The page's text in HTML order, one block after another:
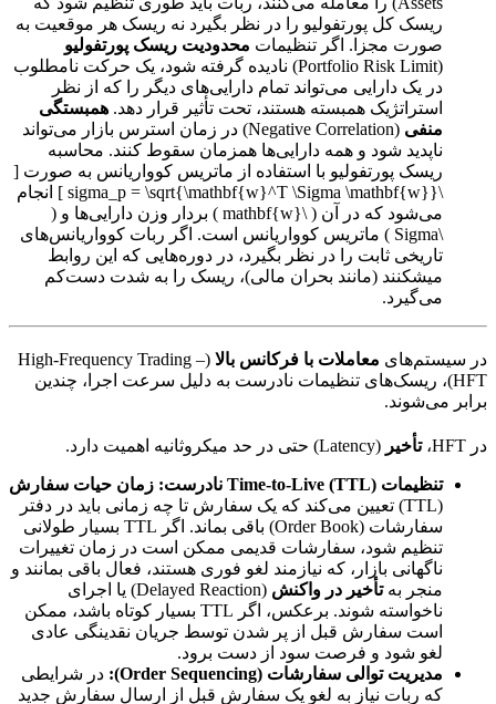
ریسک کل پورتفولیو را در نظر بگیرد نه ریسک هر موقعیت به
صورت مجزا. اگر تنظیمات محدودیت ریسک پورتفولیو
(Portfolio Risk Limit) نادیده گرفته شود، یک حرکت نامطلوب
در یک دارایی می‌تواند تمام دارایی‌های دیگر را که از نظر
استراتژیک همبسته هستند، تحت تأثیر قرار دهد. همبستگی
منفی
(Negative Correlation) در زمان استرس بازار می‌تواند
ناپدید شود و همه دارایی‌ها همزمان سقوط کنند. محاسبه
ریسک پورتفولیو با استفاده از ماتریس کوواریانس به صورت [
\sigma_p = \sqrt{\mathbf{w}^T \Sigma \mathbf{w}} ] انجام
می‌شود که در آن ( \mathbf{w} ) بردار وزن دارایی‌ها و (
\Sigma ) ماتریس کوواریانس است. اگر ربات کوواریانس‌های
تاریخی ثابت را در نظر بگیرد، در دوره‌هایی که این روابط
میشکنند (مانند بحران مالی)، ریسک را به شدت دست‌کم
می‌گیرد.
در سیستم‌های معاملات با فرکانس بالا (High-Frequency Trading –
HFT)، ریسک‌های تنظیمات نادرست به دلیل سرعت اجرا، چندین
برابر می‌شوند.
در HFT، تأخیر (Latency) حتی در حد میکروثانیه اهمیت دارد.
تنظیمات Time-to-Live (TTL) نادرست:
زمان حیات سفارش
(TTL) تعیین می‌کند که یک سفارش تا چه زمانی باید در دفتر
سفارشات (Order Book) باقی بماند. اگر TTL بسیار طولانی
تنظیم شود، سفارشات قدیمی ممکن است در زمان تغییرات
ناگهانی بازار، که نیازمند لغو فوری هستند، فعال باقی بمانند و
منجر بهتأخیر در واکنش
(Delayed Reaction) یا اجرای
ناخواسته شوند. برعکس، اگر TTL بسیار کوتاه باشد، ممکن
است سفارش قبل از پر شدن توسط جریان نقدینگی عادی
لغو شود و فرصت سود از دست برود.
مدیریت توالی سفارشات (Order Sequencing):
در شرایطی
که ربات نیاز به لغو یک سفارش قبل از ارسال سفارش جدید